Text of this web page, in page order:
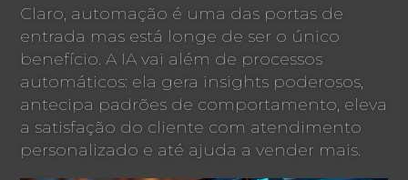
Claro, automação é uma das portas de
entrada mas está longe de ser o único
benefício. A IA vai além de processos
automáticos: ela gera insights poderosos,
antecipa padrões de comportamento, eleva
a satisfação do cliente com atendimento
personalizado e até ajuda a vender mais.